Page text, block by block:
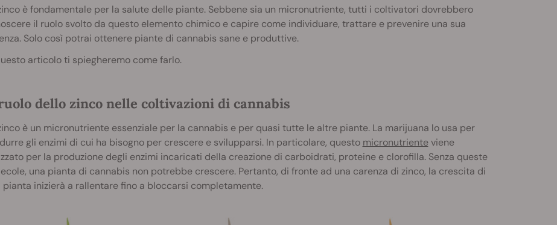
è fondamentale per la salute delle piante. Sebbene sia un micronutriente, tutti i coltivatori dovrebbero
il ruolo svolto da questo elemento chimico e capire come individuare, trattare e prevenire una sua
Solo così potrai ottenere piante di cannabis sane e produttive.
articolo ti spiegheremo come farlo.
dello zinco nelle coltivazioni di cannabis
è un micronutriente essenziale per la cannabis e per quasi tutte le altre piante. La marijuana lo usa per
gli enzimi di cui ha bisogno per crescere e svilupparsi. In particolare, questo micronutrienteviene
per la produzione degli enzimi incaricati della creazione di carboidrati, proteine e clorofilla. Senza queste
una pianta di cannabis non potrebbe crescere. Pertanto, di fronte ad una carenza di zinco, la crescita di
pianta inizierà a rallentare fino a bloccarsi completamente.